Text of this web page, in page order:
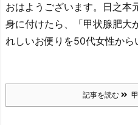
おはようございます。日之本
身に付けたら、「甲状腺肥大
れしいお便りを50代女性
記事を読む